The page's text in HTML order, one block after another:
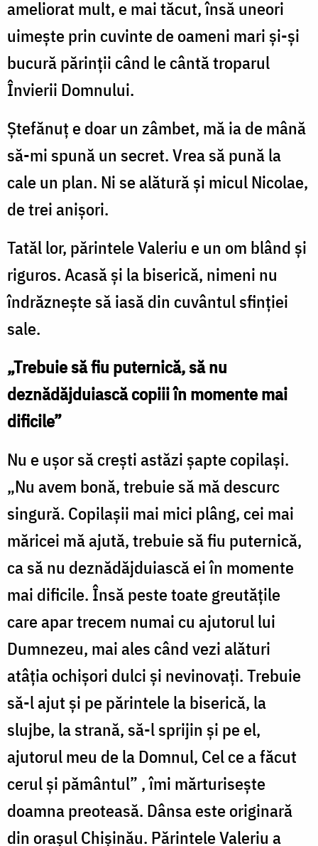
ameliorat mult, e mai tăcut, însă uneori
uimește prin cuvinte de oameni mari și-și
bucură părinții când le cântă troparul
Învierii Domnului.
Ștefănuț e doar un zâmbet, mă ia de mână
să-mi spună un secret. Vrea să pună la
cale un plan. Ni se alătură și micul Nicolae,
de trei anișori.
Tatăl lor, părintele Valeriu e un om blând și
riguros. Acasă și la biserică, nimeni nu
îndrăznește să iasă din cuvântul sfinției
sale.
„Trebuie să fiu puternică, să nu
deznădăjduiască copiii în momente mai
dificile”
Nu e ușor să crești astăzi șapte copilași.
„Nu avem bonă, trebuie să mă descurc
singură. Copilașii mai mici plâng, cei mai
măricei mă ajută, trebuie să fiu puternică,
ca să nu deznădăjduiască ei în momente
mai dificile. Însă peste toate greutățile
care apar trecem numai cu ajutorul lui
Dumnezeu, mai ales când vezi alături
atâția ochișori dulci și nevinovați. Trebuie
să-l ajut și pe părintele la biserică, la
slujbe, la strană, să-l sprijin și pe el,
ajutorul meu de la Domnul, Cel ce a făcut
cerul și pământul” , îmi mărturisește
doamna preoteasă. Dânsa este originară
din orașul Chişinău. Părintele Valeriu a